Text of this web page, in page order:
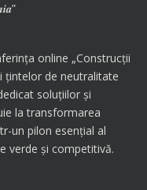
online „Construcții
țintelor de neutralitate
soluțiilor și
la transformarea
un pilon esențial al
verde și competitivă.